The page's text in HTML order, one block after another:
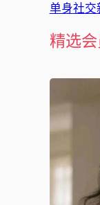
单身社
精选会